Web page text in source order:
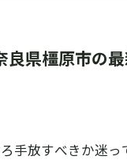
良県橿原市の
手放すべきか迷